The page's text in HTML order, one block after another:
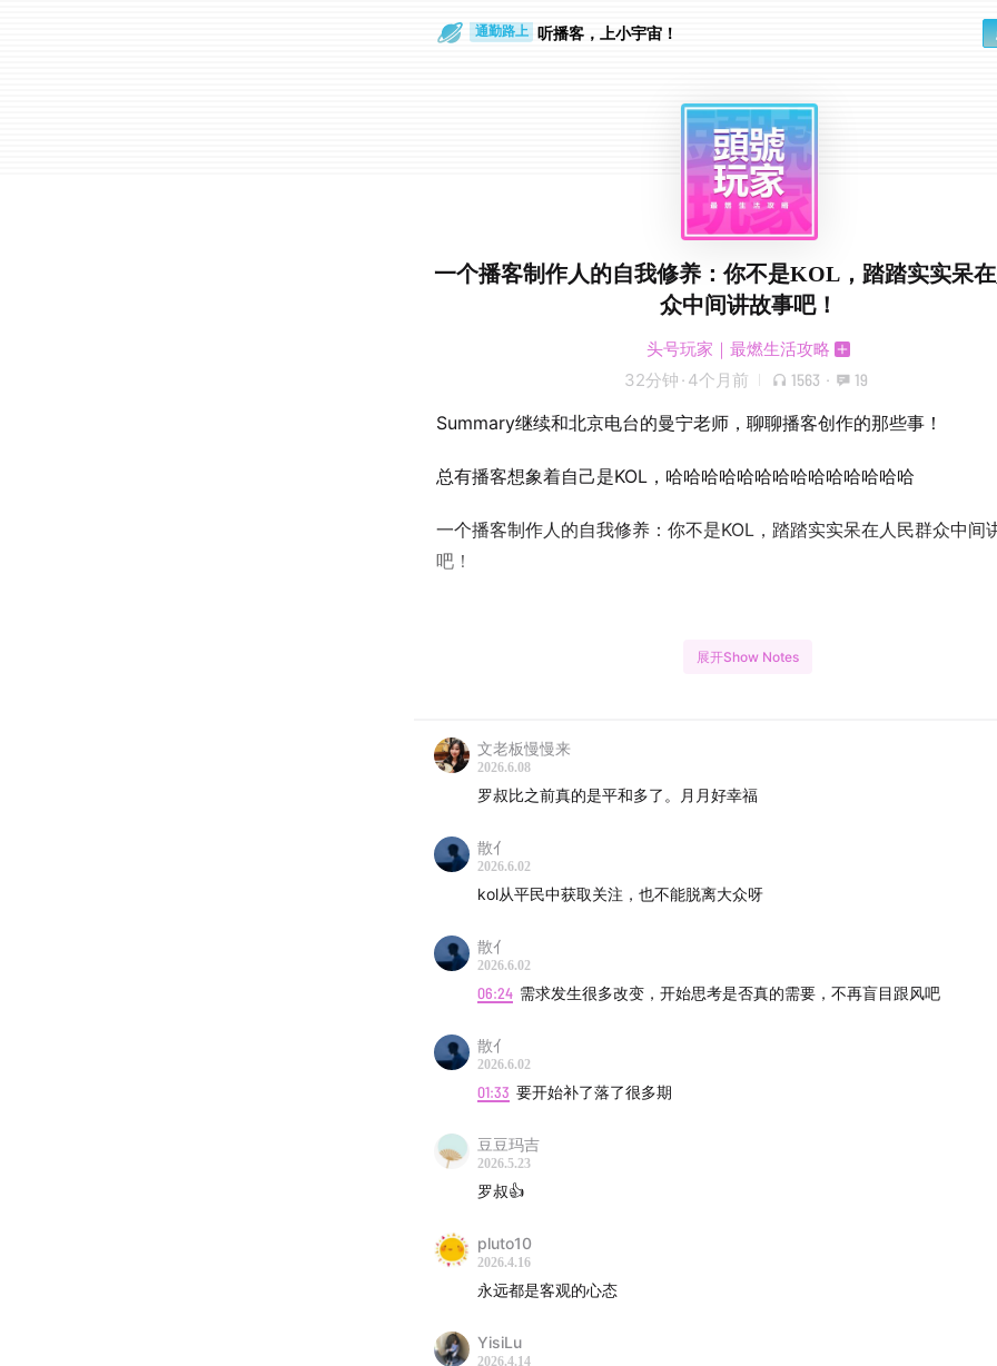
通勤路上 听播客，上小宇宙！
一个播客制作人的自我修养：你不是KOL，踏踏实实呆
众中间讲故事吧！
头号玩家｜最燃生活攻略
32分钟 · 4个月前 1563 · 19
​Summary继续和北京电台的曼宁老师，聊聊播客创作的那些事！
总有播客想象着自己是KOL，哈哈哈哈哈哈哈哈哈哈哈哈哈哈
一个播客制作人的自我修养：你不是KOL，踏踏实实呆在人民群众中间
吧！​
04:03 从占有到内求：消费观念的变化与自我认知的成长
追寻内心的需求：古代诗人的精神追求与现代播客的共鸣
10:46 从高高在上到与你并肩：播客节目的亲和力与共鸣
打造有温度的节目：与听众建立情感联系的重要性
16:09 消费观的转变：从追求趋势到追求个人意愿的播客观察
我的电商平台之旅：从奢侈品到种菜，不可思议的转变！
21:33 卸掉铠甲，回归本质：探索淳朴的本质和自由选择的力量
当代年轻人的消费观：去滤净化，建立精神上的链接
26:59 年轻人的务实求生欲觉醒：从消费主义到认真生活
/Staff
展开Show Notes
文老板慢慢来
2026.6.08
罗叔比之前真的是平和多了。月月好幸福
散亻
2026.6.02
kol从平民中获取关注，也不能脱离大众呀
散亻
2026.6.02
06:24 需求发生很多改变，开始思考是否真的需要，不再盲目跟风吧
散亻
2026.6.02
01:33 要开始补了落了很多期
豆豆玛吉
2026.5.23
罗叔👍
pluto10
2026.4.16
永远都是客观的心态
YisiLu
2026.4.14